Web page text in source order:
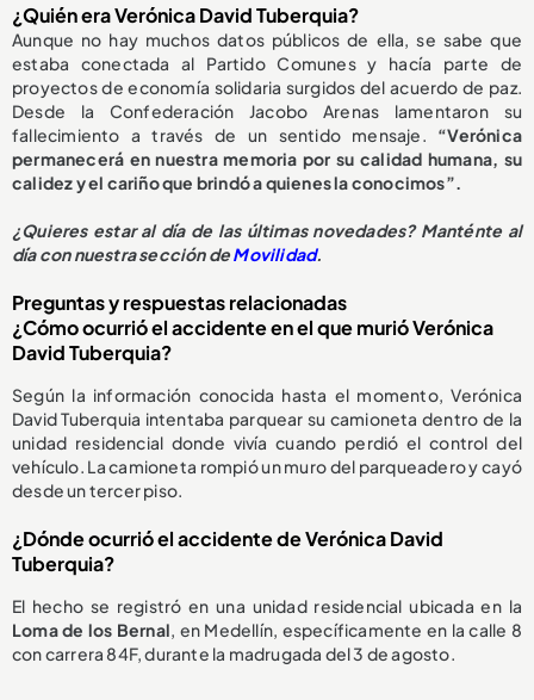
¿Quién era Verónica David Tuberquia?
Aunque no hay muchos datos públicos de ella, se sabe que
estaba conectada al Partido Comunes y hacía parte de
proyectos de economía solidaria surgidos del acuerdo de paz.
Desde la Confederación Jacobo Arenas lamentaron su
fallecimiento a través de un sentido mensaje.
“Verónica
permanecerá en nuestra memoria por su calidad humana, su
calidez y el cariño que brindó a quienes la conocimos”.
¿Quieres estar al día de las últimas novedades? Manténte al
día con nuestra sección deMovilidad.
Preguntas y respuestas relacionadas
¿Cómo ocurrió el accidente en el que murió Verónica
David Tuberquia?
Según la información conocida hasta el momento, Verónica
David Tuberquia intentaba parquear su camioneta dentro de la
unidad residencial donde vivía cuando perdió el control del
vehículo. La camioneta rompió un muro del parqueadero y cayó
desde un tercer piso.
¿Dónde ocurrió el accidente de Verónica David
Tuberquia?
El hecho se registró en una unidad residencial ubicada en la
Loma de los Bernal , en Medellín, específicamente en la calle 8
con carrera 84F, durante la madrugada del 3 de agosto.